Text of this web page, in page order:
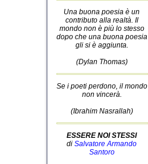
Una buona poesia è un
contributo alla realtà. Il
mondo non è più lo stesso
dopo che una buona poesia
gli si è aggiunta.
(Dylan Thomas)
Se i poeti perdono, il mondo
non vincerà.
(Ibrahim Nasrallah)
ESSERE NOI STESSI
di Salvatore Armando
Santoro